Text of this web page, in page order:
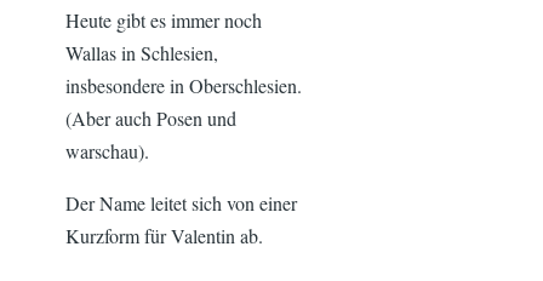
Heute gibt es immer noch
Wallas in Schlesien,
insbesondere in Oberschlesien.
(Aber auch Posen und
warschau).
Der Name leitet sich von einer
Kurzform für Valentin ab.